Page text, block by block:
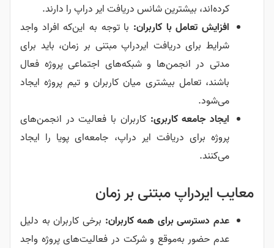
کرده‌اند، بیشترین شانس دریافت ایر دراپ را دارند.
افزایش تعامل با کاربران: با توجه به این‌که افراد واجد
شرایط برای دریافت ایردراپ مبتنی بر زمان، باید برای
مدتی در انجمن‌ها و شبکه‌های اجتماعی پروژه فعال
باشند، تعامل بیشتری میان کاربران و تیم پروژه ایجاد
می‌شود.
ایجاد جامعه کاربری: کاربران با فعالیت در انجمن‌های
پروژه برای دریافت ایر دراپ، جامعه‌ای پویا را ایجاد
می‌کنند.
معایب ایردراپ مبتنی بر زمان
عدم دسترسی برای همه کاربران: برخی کاربران به دلیل
عدم حضور به‌موقع و شرکت در فعالیت‌های پروژه واجد